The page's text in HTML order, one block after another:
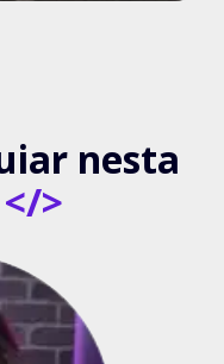
nesta
</>